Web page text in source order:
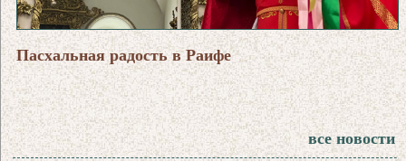
Пасхальная радость в Раифе
все новости